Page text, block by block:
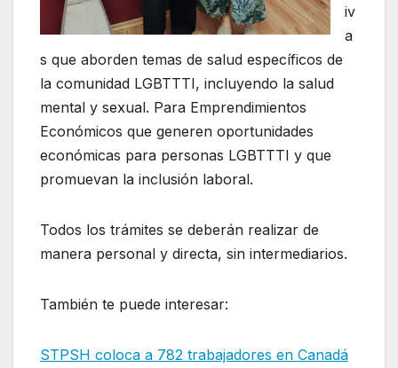
iv
a
s que aborden temas de salud específicos de
la comunidad LGBTTTI, incluyendo la salud
mental y sexual. Para Emprendimientos
Económicos que generen oportunidades
económicas para personas LGBTTTI y que
promuevan la inclusión laboral.
Todos los trámites se deberán realizar de
manera personal y directa, sin intermediarios.
También te puede interesar:
STPSH coloca a 782 trabajadores en Canadá